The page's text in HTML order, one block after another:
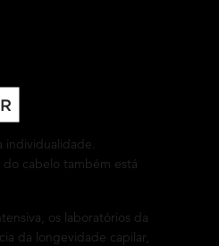
individualidade.
cabelo também está
os laboratórios da
da longevidade capilar,